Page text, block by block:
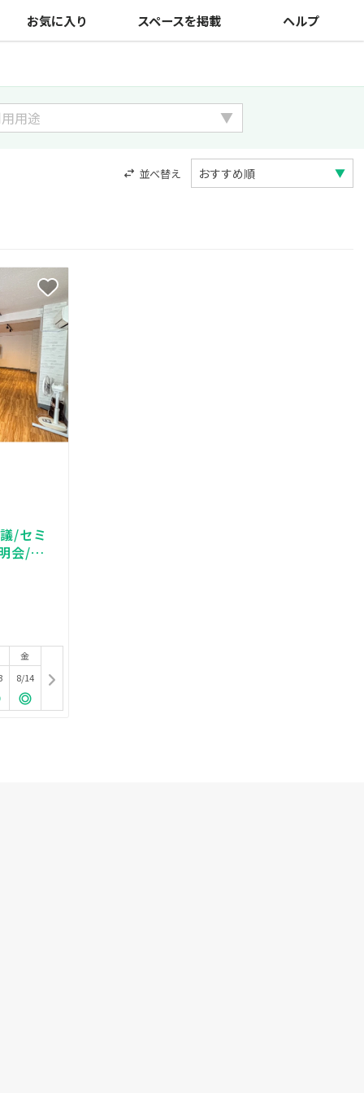
お気に入り スペースを掲載 ヘルプ
並べ替え
/セミ
会/パ
金
8/14